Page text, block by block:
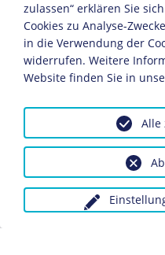
zulassen“ erklären Sie
Cookies zu Analyse-
in die Verwendung der
widerrufen. Weitere
Website finden Sie in
Alle